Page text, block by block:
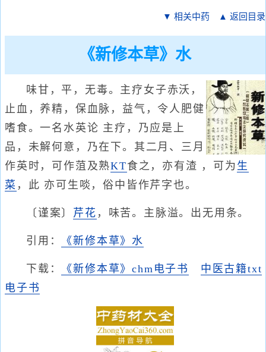
▼ 相关中药 ▲ 返回目录
《新修本草》水
味甘，平，无毒。主疗女子赤沃，
止血，养精，保血脉，益气，令人肥健
嗜食。一名水英论 主疗，乃应是上
品，未解何意，乃在下。其二月、三月
作英时，可作菹及熟KT食之，亦有渣 ，可为 生
菜 ，此 亦可生啖，俗中皆作芹字也。
〔谨案〕 芹花 ，味苦。主脉溢。出无用条。
引用： 《新修本草》水
下载： 《新修本草》chm电子书
中医古籍txt
电子书